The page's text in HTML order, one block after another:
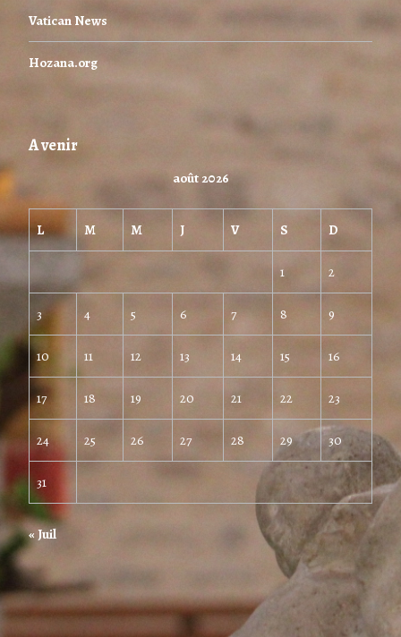
Vatican News
Hozana.org
A venir
août 2026
L M M J V S D
1 2
3 4 5 6 7 8 9
10 11 12 13 14 15 16
17 18 19 20 21 22 23
24 25 26 27 28 29 30
31
« Juil